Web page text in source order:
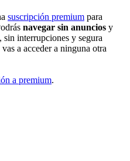
suscripción premium para
navegar sin anuncios y
interrupciones y segura
vas a acceder a ninguna otra
a premium.